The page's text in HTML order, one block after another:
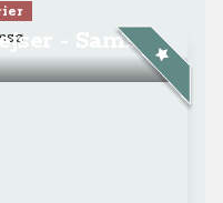
- Samsø